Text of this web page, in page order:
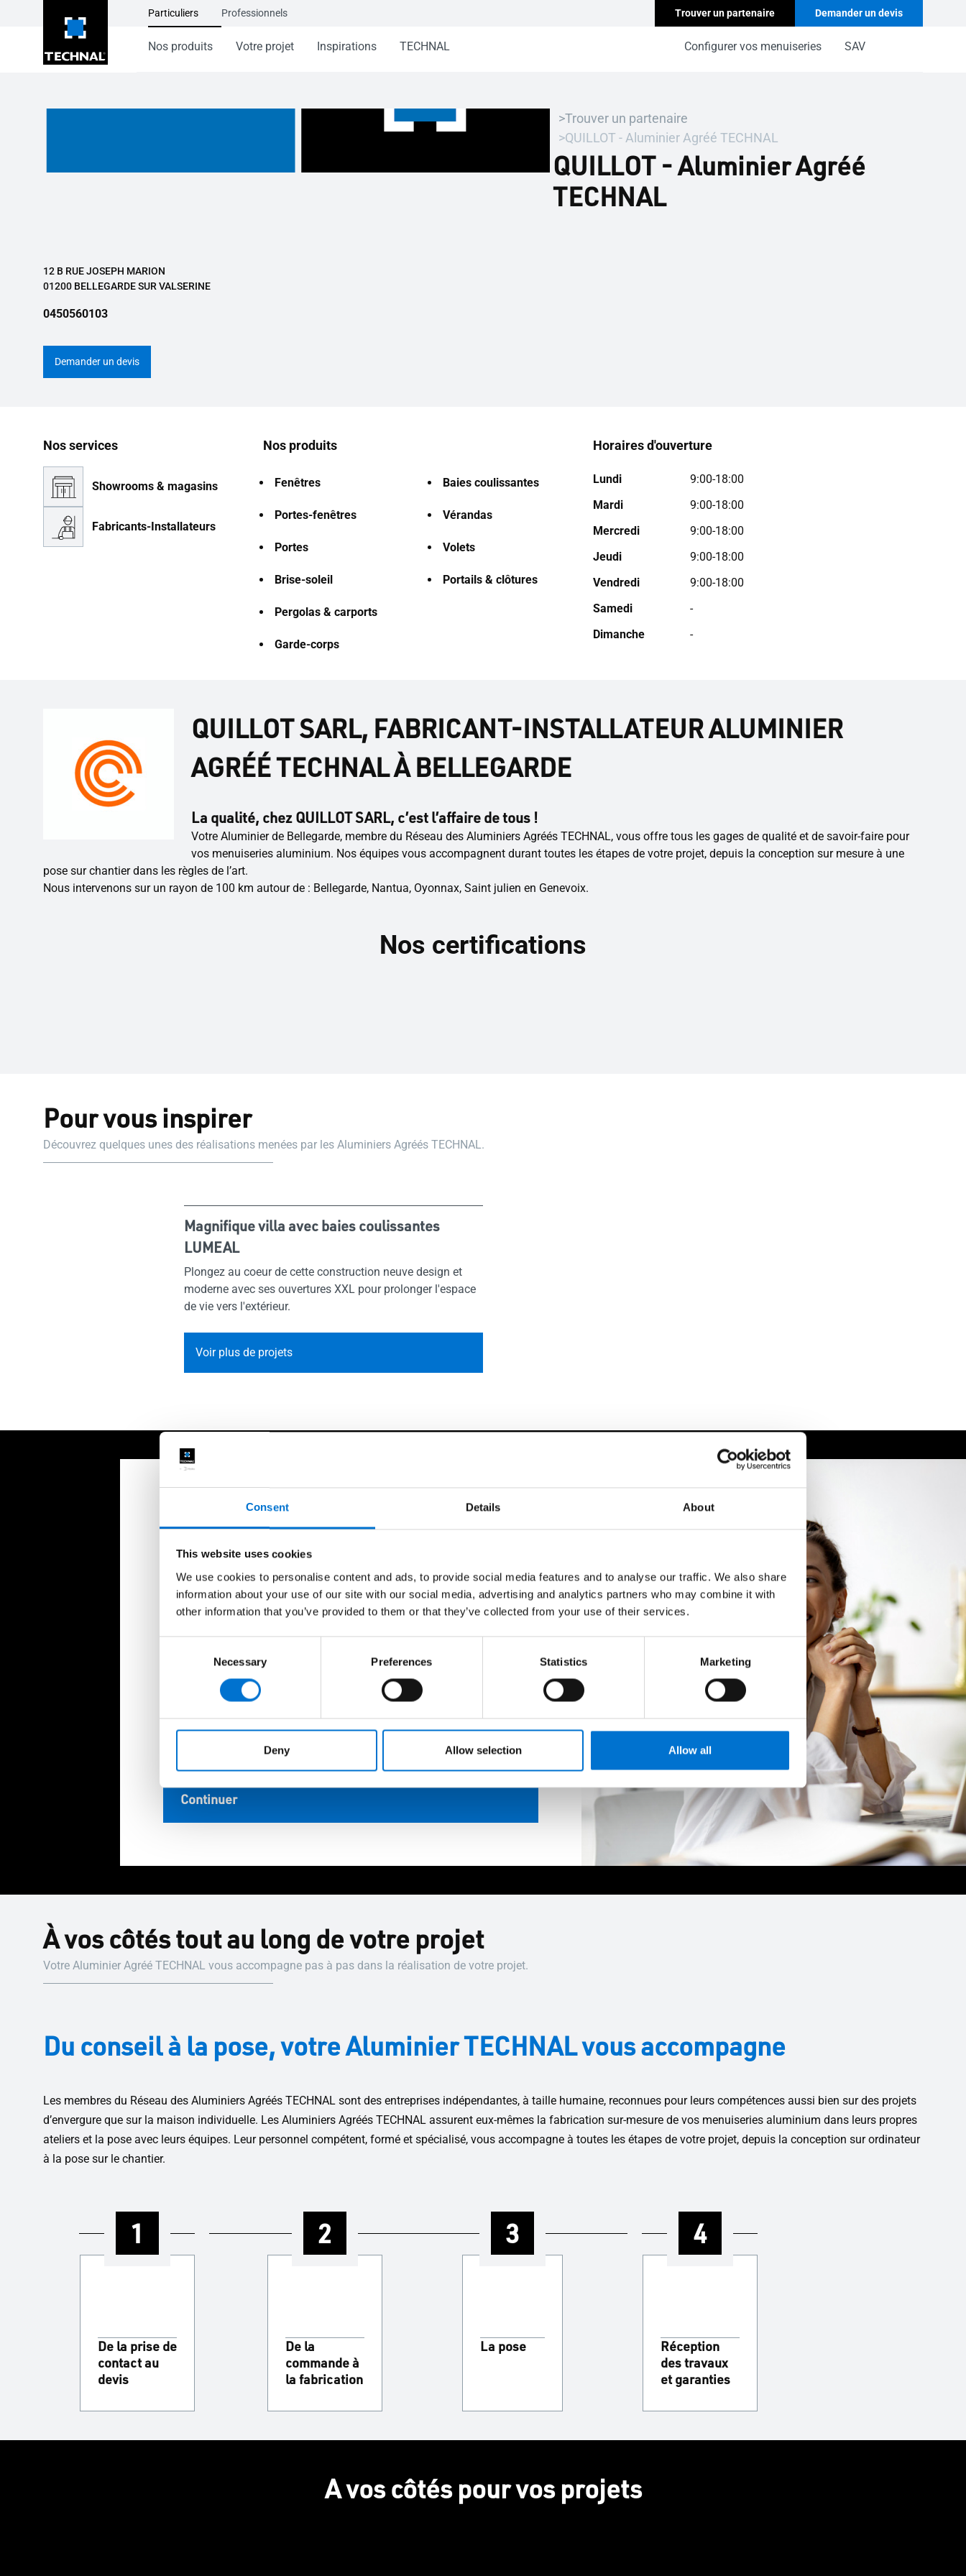
Consent Details About
This website uses cookies
We use cookies to personalise content and ads, to provide social media features and to analyse our traffic. We also share
information about your use of our site with our social media, advertising and analytics partners who may combine it with
other information that you’ve provided to them or that they’ve collected from your use of their services.
Necessary Preferences Statistics Marketing
Deny Allow selection Allow all
Particuliers Professionnels Trouver un partenaire Demander un devis
Nos produits Votre projet Inspirations TECHNAL Configurer vos menuiseries SAV
Trouver un partenaire
QUILLOT - Aluminier Agréé TECHNAL
QUILLOT - Aluminier Agréé
TECHNAL
12 B RUE JOSEPH MARION
01200 BELLEGARDE SUR VALSERINE
0450560103
Demander un devis
Nos services
Showrooms & magasins
Fabricants-Installateurs
Nos produits
Fenêtres
Portes-fenêtres
Portes
Brise-soleil
Pergolas & carports
Garde-corps
Baies coulissantes
Vérandas
Volets
Portails & clôtures
Horaires d'ouverture
Lundi
9:00-18:00
Mardi
9:00-18:00
Mercredi
9:00-18:00
Jeudi
9:00-18:00
Vendredi
9:00-18:00
Samedi
-
Dimanche
-
QUILLOT SARL, FABRICANT-INSTALLATEUR ALUMINIER
AGRÉÉ TECHNAL À BELLEGARDE
La qualité, chez QUILLOT SARL, c’est l’affaire de tous !
Votre Aluminier de Bellegarde, membre du Réseau des Aluminiers Agréés TECHNAL, vous offre tous les gages de qualité et de savoir-faire pour
vos menuiseries aluminium. Nos équipes vous accompagnent durant toutes les étapes de votre projet, depuis la conception sur mesure à une
pose sur chantier dans les règles de l’art.
Nous intervenons sur un rayon de 100 km autour de : Bellegarde, Nantua, Oyonnax, Saint julien en Genevoix.
Nos certifications
Pour vous inspirer
Découvrez quelques unes des réalisations menées par les Aluminiers Agréés TECHNAL.
Magnifique villa avec baies coulissantes
LUMEAL
Plongez au coeur de cette construction neuve design et
moderne avec ses ouvertures XXL pour prolonger l'espace
de vie vers l'extérieur.
Voir plus de projets
Demander un devis
Demander un devis en 2 minutes
Votre nom, votre prénom et l'adresse de votre projet
Code postal
Continuer
À vos côtés tout au long de votre projet
Votre Aluminier Agréé TECHNAL vous accompagne pas à pas dans la réalisation de votre projet.
Du conseil à la pose, votre Aluminier TECHNAL vous accompagne
Les membres du Réseau des Aluminiers Agréés TECHNAL sont des entreprises indépendantes, à taille humaine, reconnues pour leurs compétences aussi bien sur des projets
d’envergure que sur la maison individuelle. Les Aluminiers Agréés TECHNAL assurent eux-mêmes la fabrication sur-mesure de vos menuiseries aluminium dans leurs propres
ateliers et la pose avec leurs équipes. Leur personnel compétent, formé et spécialisé, vous accompagne à toutes les étapes de votre projet, depuis la conception sur ordinateur
à la pose sur le chantier.
1
De la prise de
contact au
devis
2
De la
commande à
la fabrication
3
La pose
4
Réception
des travaux
et garanties
A vos côtés pour vos projets